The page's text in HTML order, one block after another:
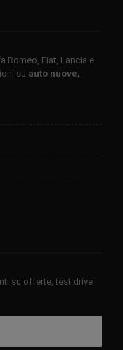
Romeo, Fiat, Lancia e
su auto nuove,
su offerte, test drive